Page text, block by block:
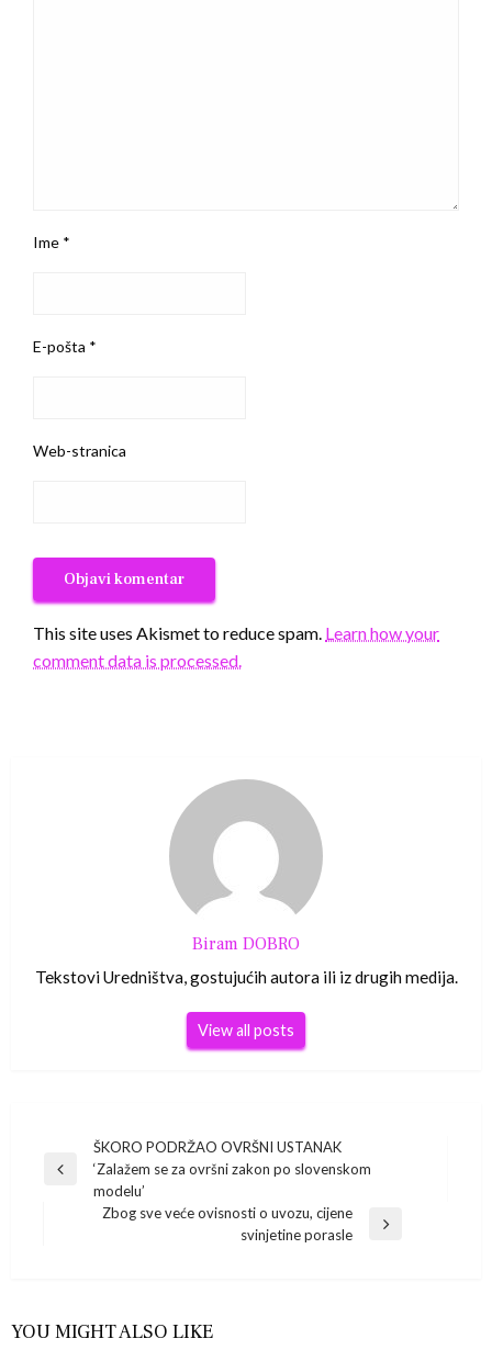
Ime *
E-pošta *
Web-stranica
This site uses Akismet to reduce spam. Learn how your
comment data is processed.
Biram DOBRO
Tekstovi Uredništva, gostujućih autora ili iz drugih medija.
View all posts
Navigacija
objava
Previous
ŠKORO PODRŽAO OVRŠNI USTANAK
‘Zalažem se za ovršni zakon po slovenskom
modelu’
Zbog sve veće ovisnosti o uvozu, cijene
svinjetine porasle
YOU MIGHT ALSO LIKE